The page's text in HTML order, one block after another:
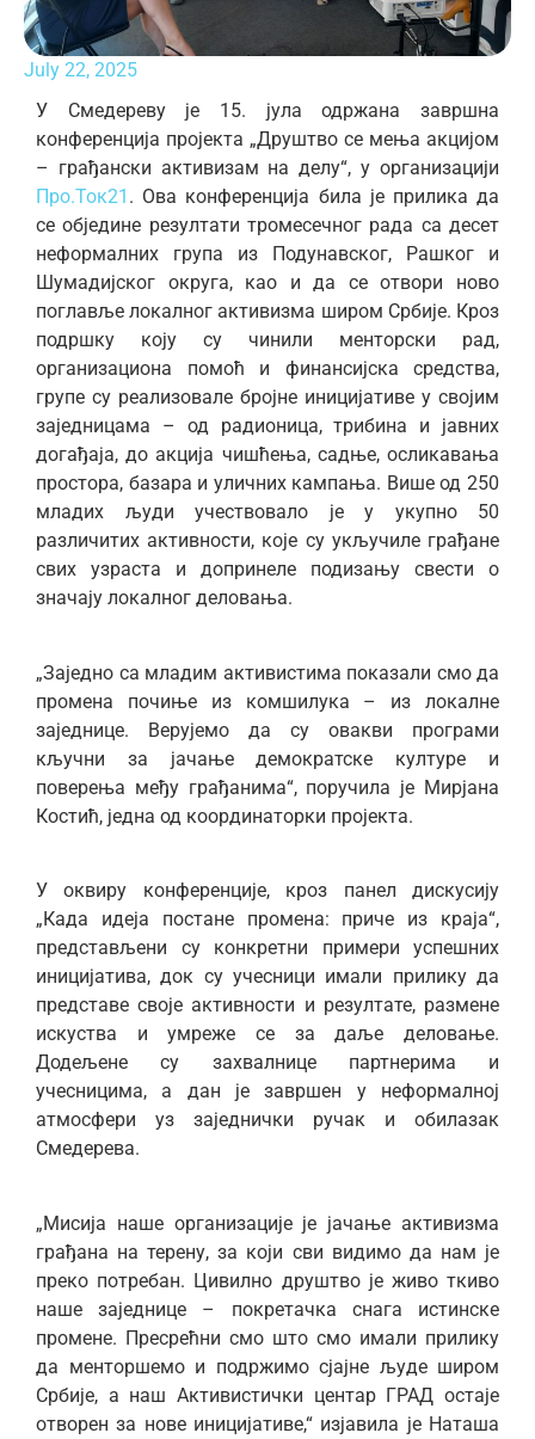
July 22, 2025
У Смедереву је 15. јула одржана завршна
конференција пројекта „Друштво се мења акцијом
– грађански активизам на делу“, у организацији
Про.Ток21 . Ова конференција била је прилика да
се обједине резултати тромесечног рада са десет
неформалних група из Подунавског, Рашког и
Шумадијског округа, као и да се отвори ново
поглавље локалног активизма широм Србије. Кроз
подршку коју су чинили менторски рад,
организациона помоћ и финансијска средства,
групе су реализовале бројне иницијативе у својим
заједницама – од радионица, трибина и јавних
догађаја, до акција чишћења, садње, осликавања
простора, базара и уличних кампања. Више од 250
младих људи учествовало је у укупно 50
различитих активности, које су укључиле грађане
свих узраста и допринеле подизању свести о
значају локалног деловања.
„Заједно са младим активистима показали смо да
промена почиње из комшилука – из локалне
заједнице. Верујемо да су овакви програми
кључни за јачање демократске културе и
поверења међу грађанима“, поручила је Мирјана
Костић, једна од координаторки пројекта.
У оквиру конференције, кроз панел дискусију
„Када идеја постане промена: приче из краја“,
представљени су конкретни примери успешних
иницијатива, док су учесници имали прилику да
представе своје активности и резултате, размене
искуства и умреже се за даље деловање.
Додељене су захвалнице партнерима и
учесницима, а дан је завршен у неформалној
атмосфери уз заједнички ручак и обилазак
Смедерева.
„Мисија наше организације је јачање активизма
грађана на терену, за који сви видимо да нам је
преко потребан. Цивилно друштво је живо ткиво
наше заједнице – покретачка снага истинске
промене. Пресрећни смо што смо имали прилику
да менторшемо и подржимо сјајне људе широм
Србије, а наш Активистички центар ГРАД остаје
отворен за нове иницијативе,“ изјавила је Наташа